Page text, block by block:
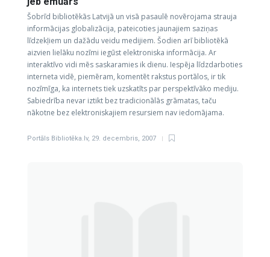
Šobrīd bibliotēkās Latvijā un visā pasaulē novērojama strauja
informācijas globalizācija, pateicoties jaunajiem saziņas
līdzekļiem un dažādu veidu medijiem. Šodien arī bibliotēkā
aizvien lielāku nozīmi iegūst elektroniska informācija. Ar
interaktīvo vidi mēs saskaramies ik dienu. Iespēja līdzdarboties
interneta vidē, piemēram, komentēt rakstus portālos, ir tik
nozīmīga, ka internets tiek uzskatīts par perspektīvāko mediju.
Sabiedrība nevar iztikt bez tradicionālās grāmatas, taču
nākotne bez elektroniskajiem resursiem nav iedomājama.
Portāls Bibliotēka.lv, 29. decembris, 2007